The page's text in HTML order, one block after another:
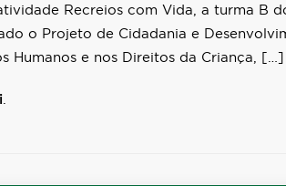
Recreios com Vida, a turma B
o Projeto de Cidadania e
Humanos e nos Direitos da Criança, […]
.